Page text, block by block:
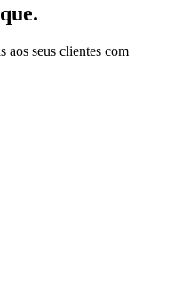
aos seus clientes com